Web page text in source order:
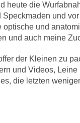
heute die
und
und
und auch meine
der Kleinen zu
und Videos,
die letzten